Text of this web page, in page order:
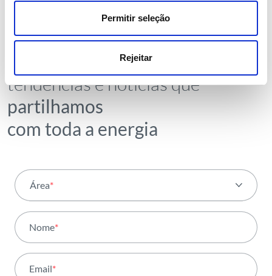
Permitir seleção
Rejeitar
Receba todos os detalhes da
tendências e notícias que
partilhamos
com toda a energia
Área*
Atividade
Institucional
Nome*
Email*